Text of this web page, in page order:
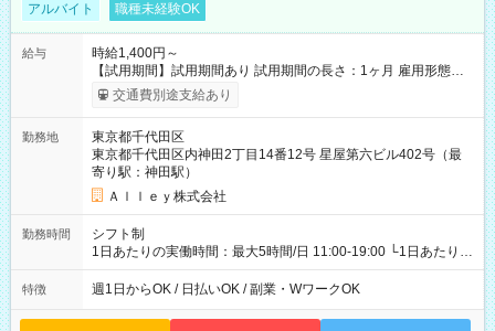
アルバイト 職種未経験OK
給与
時給1,400円～
【試用期間】試用期間あり 試用期間の長さ：1ヶ月 雇用形態、
給与は本採用時と同じです。
交通費別途支給あり
勤務地
東京都千代田区
東京都千代田区内神田2丁目14番12号 星屋第六ビル402号（最
寄り駅：神田駅）
Ａｌｌｅｙ株式会社
勤務時間
シフト制
1日あたりの実働時間：最大5時間/日 11:00-19:00 └1日あたりの
実働時間：1-5時間 └上記の時間帯内であれば、いつでも勤務可
能！ └平日・土曜日の中で、お好きな曜日でご勤務いただけま
18:00 などのように、自由な働き方が可能なお仕事です！
特徴 週1日からOK / 日払いOK / 副業・WワークOK